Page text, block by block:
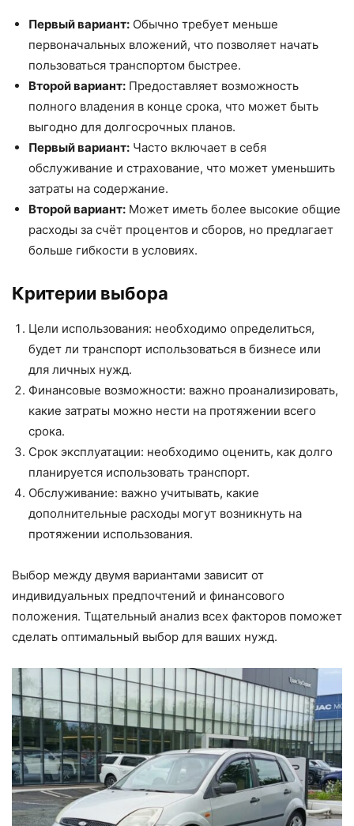
Первый вариант: Обычно требует меньше
первоначальных вложений, что позволяет начать
пользоваться транспортом быстрее.
Второй вариант: Предоставляет возможность
полного владения в конце срока, что может быть
выгодно для долгосрочных планов.
Первый вариант: Часто включает в себя
обслуживание и страхование, что может уменьшить
затраты на содержание.
Второй вариант: Может иметь более высокие общие
расходы за счёт процентов и сборов, но предлагает
больше гибкости в условиях.
Критерии выбора
Цели использования: необходимо определиться,
будет ли транспорт использоваться в бизнесе или
для личных нужд.
Финансовые возможности: важно проанализировать,
какие затраты можно нести на протяжении всего
срока.
Срок эксплуатации: необходимо оценить, как долго
планируется использовать транспорт.
Обслуживание: важно учитывать, какие
дополнительные расходы могут возникнуть на
протяжении использования.
Выбор между двумя вариантами зависит от
индивидуальных предпочтений и финансового
положения. Тщательный анализ всех факторов поможет
сделать оптимальный выбор для ваших нужд.